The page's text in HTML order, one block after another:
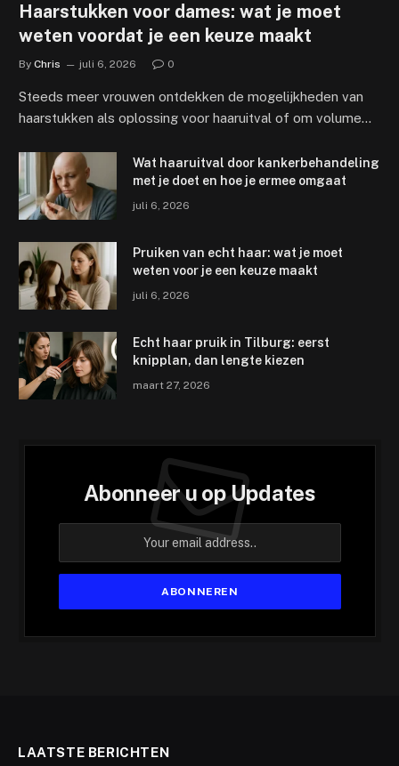
Haarstukken voor dames: wat je moet
weten voordat je een keuze maakt
By Chris juli 6, 2026 0
Steeds meer vrouwen ontdekken de mogelijkheden van
haarstukken als oplossing voor haaruitval of om volume…
Wat haaruitval door kankerbehandeling
met je doet en hoe je ermee omgaat
juli 6, 2026
Pruiken van echt haar: wat je moet
weten voor je een keuze maakt
juli 6, 2026
Echt haar pruik in Tilburg: eerst
knipplan, dan lengte kiezen
maart 27, 2026
Abonneer u op Updates
LAATSTE BERICHTEN